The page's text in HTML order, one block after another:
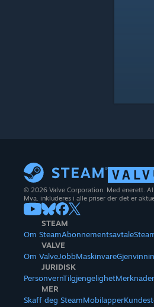
© 2026 Valve Corporation. Med enerett.
Mva. inkluderes i alle priser der det er
STEAM
Om SteamAbonnementsavtale
VALVE
Om ValveJobbMaskinvare
JURIDISK
PersonvernTilgjengelighet
MER
Skaff deg SteamMobilapper